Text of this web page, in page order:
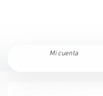
Mi cuenta